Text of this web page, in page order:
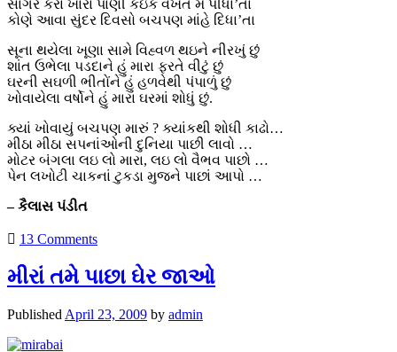
સાગર કેરા ખારા પાણી કંઇક વખત મેં પીધા’તા
કોણે આવા સુંદર દિવસો બચપણ માંહે દિધા’તા
સૂના થયેલા ખૂણા સામે વિહ્વળ થઇને નીરખું છું
શાંત ઉભેલા પડદાને હું મારા ફરતે વીટું છું
ઘરની સઘળી ભીતોંને હું હળવેથી પંપાળું છું
ખોવાયેલા વર્ષોને હું મારા ઘરમાં શોધું છું.
ક્યાં ખોવાયું બચપણ મારું ? ક્યાંકથી શોધી કાઢો…
મીઠા મીઠા સપનાંઓની દુનિયા પાછી લાવો …
મોટર બંગલા લઇ લો મારા, લઇ લો વૈભવ પાછો …
પેન લખોટી ચાકનાં ટુકડા મુજને પાછાં આપો …
– કૈલાસ પંડીત
13 Comments
મીરાં તમે પાછા ઘેર જાઓ
Published April 23, 2009 by admin